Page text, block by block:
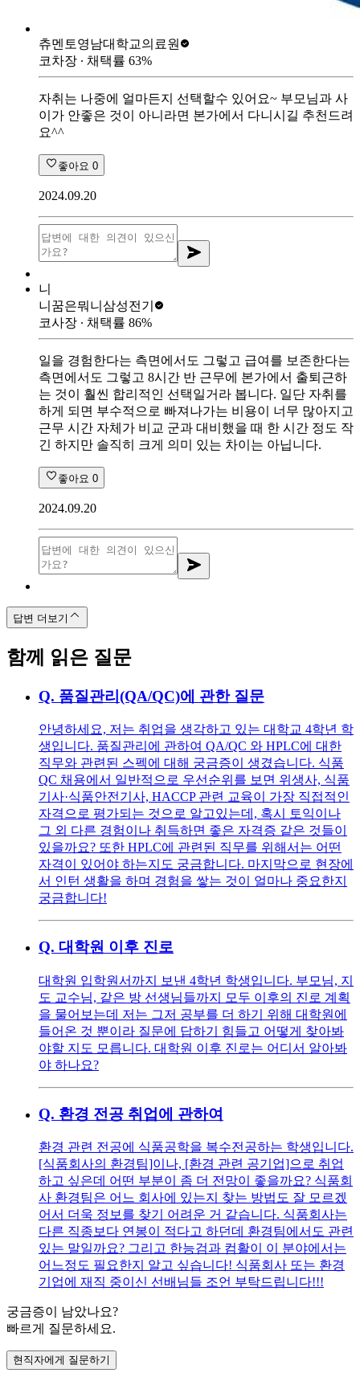
츄멘토영남대학교의료원
코차장 ∙ 채택률 63%
자취는 나중에 얼마든지 선택할수 있어요~ 부모님과 사
이가 안좋은 것이 아니라면 본가에서 다니시길 추천드려
요^^
좋아요 0
2024.09.20
니
니꿈은뭐니 삼성전기
코사장 ∙ 채택률 86%
일을 경험한다는 측면에서도 그렇고 급여를 보존한다는
측면에서도 그렇고 8시간 반 근무에 본가에서 출퇴근하
는 것이 훨씬 합리적인 선택일거라 봅니다. 일단 자취를
하게 되면 부수적으로 빠져나가는 비용이 너무 많아지고
근무 시간 자체가 비교 군과 대비했을 때 한 시간 정도 작
긴 하지만 솔직히 크게 의미 있는 차이는 아닙니다.
좋아요 0
2024.09.20
답변 더보기
함께 읽은 질문
Q. 품질관리(QA/QC)에 관한 질문
안녕하세요, 저는 취업을 생각하고 있는 대학교 4학년 학
생입니다. 품질관리에 관하여 QA/QC 와 HPLC에 대한
직무와 관련된 스펙에 대해 궁금증이 생겼습니다. 식품
QC 채용에서 일반적으로 우선순위를 보면 위생사, 식품
기사·식품안전기사, HACCP 관련 교육이 가장 직접적인
자격으로 평가되는 것으로 알고있는데, 혹시 토익이나
그 외 다른 경험이나 취득하면 좋은 자격증 같은 것들이
있을까요? 또한 HPLC에 관련된 직무를 위해서는 어떤
자격이 있어야 하는지도 궁금합니다. 마지막으로 현장에
서 인턴 생활을 하며 경험을 쌓는 것이 얼마나 중요한지
궁금합니다!
Q. 대학원 이후 진로
대학원 입학원서까지 보낸 4학년 학생입니다. 부모님, 지
도 교수님, 같은 방 선생님들까지 모두 이후의 진로 계획
을 물어보는데 저는 그저 공부를 더 하기 위해 대학원에
들어온 것 뿐이라 질문에 답하기 힘들고 어떻게 찾아봐
야할 지도 모릅니다. 대학원 이후 진로는 어디서 알아봐
야 하나요?
Q. 환경 전공 취업에 관하여
환경 관련 전공에 식품공학을 복수전공하는 학생입니다.
[식품회사의 환경팀]이나, [환경 관련 공기업]으로 취업
하고 싶은데 어떤 부분이 좀 더 전망이 좋을까요? 식품회
사 환경팀은 어느 회사에 있는지 찾는 방법도 잘 모르겠
어서 더욱 정보를 찾기 어려운 거 같습니다. 식품회사는
다른 직종보다 연봉이 적다고 하던데 환경팀에서도 관련
있는 말일까요? 그리고 한능검과 컴활이 이 분야에서는
어느정도 필요한지 알고 싶습니다! 식품회사 또는 환경
기업에 재직 중이신 선배님들 조언 부탁드립니다!!!
궁금증이 남았나요?
빠르게 질문하세요.
현직자에게 질문하기